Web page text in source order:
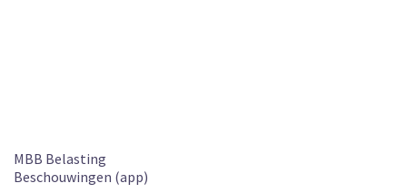
MBB Belasting
Beschouwingen (app)